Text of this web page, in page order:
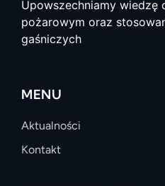
Upowszechniamy wiedzę
pożarowym oraz
gaśniczych
MENU
Aktualności
Kontakt